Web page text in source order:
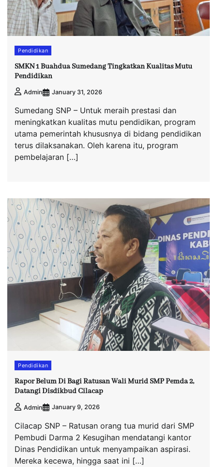
Pendidikan
SMKN 1 Buahdua Sumedang Tingkatkan Kualitas Mutu
Pendidikan
Admin January 31, 2026
Sumedang SNP – Untuk meraih prestasi dan
meningkatkan kualitas mutu pendidikan, program
utama pemerintah khususnya di bidang pendidikan
terus dilaksanakan. Oleh karena itu, program
pembelajaran […]
Pendidikan
Rapor Belum Di Bagi Ratusan Wali Murid SMP Pemda 2,
Datangi Disdikbud Cilacap
Admin January 9, 2026
Cilacap SNP – Ratusan orang tua murid dari SMP
Pembudi Darma 2 Kesugihan mendatangi kantor
Dinas Pendidikan untuk menyampaikan aspirasi.
Mereka kecewa, hingga saat ini […]